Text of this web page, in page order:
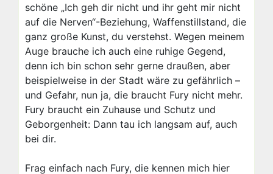
schöne „Ich geh dir nicht und ihr geht mir nicht
auf die Nerven“-Beziehung, Waffenstillstand, die
ganz große Kunst, du verstehst. Wegen meinem
Auge brauche ich auch eine ruhige Gegend,
denn ich bin schon sehr gerne draußen, aber
beispielweise in der Stadt wäre zu gefährlich –
und Gefahr, nun ja, die braucht Fury nicht mehr.
Fury braucht ein Zuhause und Schutz und
Geborgenheit: Dann tau ich langsam auf, auch
bei dir.
Frag einfach nach Fury, die kennen mich hier